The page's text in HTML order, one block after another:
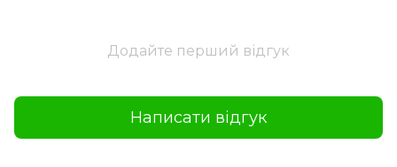
Додайте перший відгук
Написати відгук